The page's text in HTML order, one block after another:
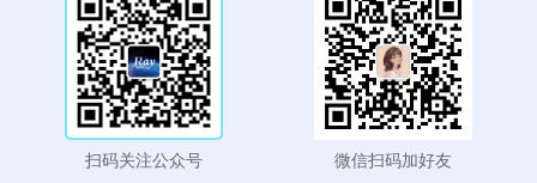
扫码关注公众号 微信扫码加好友